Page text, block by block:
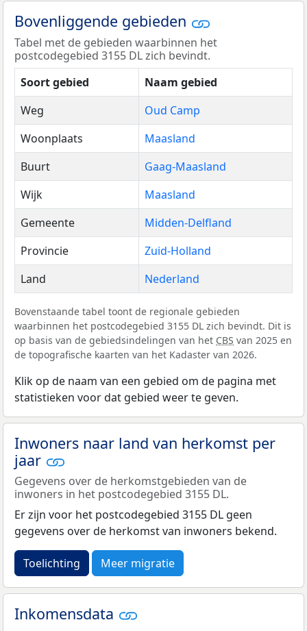
Bovenliggende gebieden
Tabel met de gebieden waarbinnen het
postcodegebied 3155 DL zich bevindt.
Soort gebied
Naam gebied
Weg
Oud Camp
Woonplaats
Maasland
Buurt
Gaag-Maasland
Wijk
Maasland
Gemeente
Midden-Delfland
Provincie
Zuid-Holland
Land
Nederland
Bovenstaande tabel toont de regionale gebieden
waarbinnen het postcodegebied 3155 DL zich bevindt. Dit is
op basis van de gebiedsindelingen van het CBS van 2025 en
de topografische kaarten van het Kadaster van 2026.
Klik op de naam van een gebied om de pagina met
statistieken voor dat gebied weer te geven.
Inwoners naar land van herkomst per
jaar
Gegevens over de herkomstgebieden van de
inwoners in het postcodegebied 3155 DL.
Er zijn voor het postcodegebied 3155 DL geen
gegevens over de herkomst van inwoners bekend.
Toelichting Meer migratie
Inkomensdata